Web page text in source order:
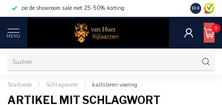
zie de showroom sale met 25-50% korting 10.0
MENU
0
Startseite / Schlagworte / kalfsleren voering
ARTIKEL MIT SCHLAGWORT